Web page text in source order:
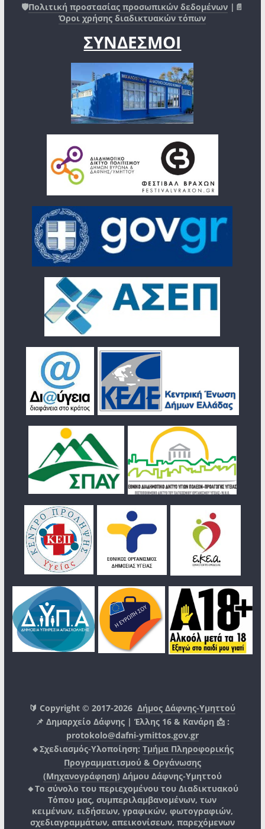
🛡️Πολιτική προστασίας προσωπικών δεδομένων |📄
Όροι χρήσης διαδικτυακών τόπων
ΣΥΝΔΕΣΜΟΙ
🔰 Copyright © 2017-2026Δήμος Δάφνης-Υμηττού
📌 Δημαρχείο Δάφνης | Έλλης 16 & Κανάρη 📩 :
protokolo@dafni-ymittos.gov.gr
🔹Σχεδιασμός-Υλοποίηση: Τμήμα Πληροφορικής
Προγραμματισμού & Οργάνωσης
(Μηχανογράφηση) Δήμου Δάφνης-Υμηττού
🔸Το σύνολο του περιεχομένου του Διαδικτυακού
Τόπου μας, συμπεριλαμβανομένων, των
κειμένων, ειδήσεων, γραφικών, φωτογραφιών,
σχεδιαγραμμάτων, απεικονίσεων, παρεχόμενων